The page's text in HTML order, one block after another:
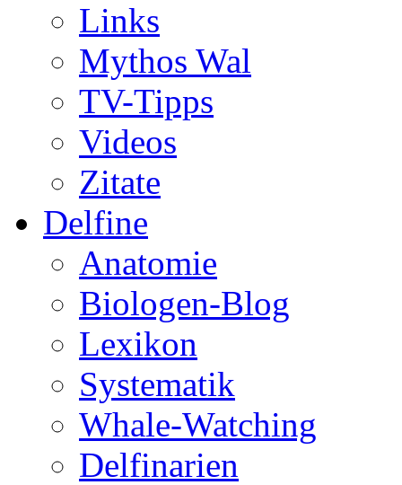
Links
Mythos Wal
TV-Tipps
Videos
Zitate
Delfine
Anatomie
Biologen-Blog
Lexikon
Systematik
Whale-Watching
Delfinarien